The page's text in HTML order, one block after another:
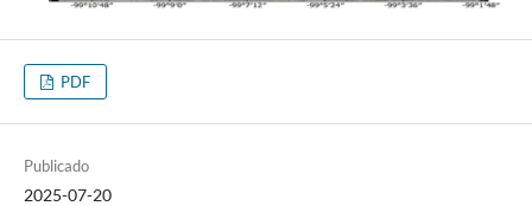
PDF
Publicado
2025-07-20